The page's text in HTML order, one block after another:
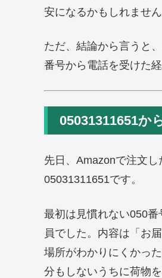
安になるかもしれません
ただ、結論から言うと
番号から電話を受けた
05031311651か
先日、Amazonで注文
05031311651です。
最初は見慣れない050
員でした。内容は「お
場所がわかりにくかっ
分もしないうちに荷物